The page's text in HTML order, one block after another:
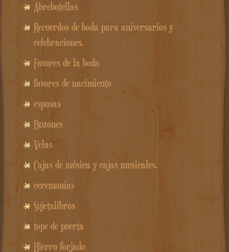
Abrebotellas
Recuerdos de boda para aniversarios y
celebraciones.
Favores de la boda
favores de nacimiento
esposas
Buzones
Velas
Cajas de música y cajas musicales.
ceremonias
Sujetalibros
tope de puerta
Hierro forjado